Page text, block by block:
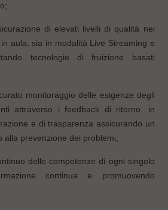
di elevati livelli di qualità nei
aula, sia in modalità Live Streaming e
tecnologie di fruizione basati
monitoraggio delle esigenze degli
attraverso i feedback di ritorno, in
e di trasparenza assicurando un
alla prevenzione dei problemi;
delle competenze di ogni singolo
continua e promuovendo